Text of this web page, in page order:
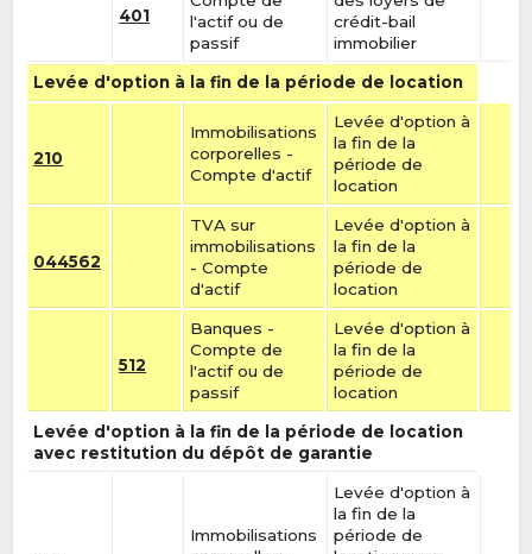
401
l'actif ou de
passif
crédit-bail
immobilier
Levée d'option à la fin de la période de location
210
Immobilisations
corporelles -
Compte d'actif
Levée d'option à
la fin de la
période de
location
044562
TVA sur
immobilisations
- Compte
d'actif
Levée d'option à
la fin de la
période de
location
512
Banques -
Compte de
l'actif ou de
passif
Levée d'option à
la fin de la
période de
location
Levée d'option à la fin de la période de location
avec restitution du dépôt de garantie
Immobilisations
Levée d'option à
la fin de la
période de